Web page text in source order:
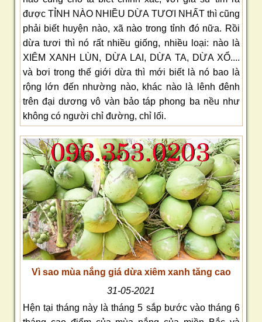
được TỈNH NÀO NHIỀU DỪA TƯƠI NHẤT thì cũng
phải biết huyện nào, xã nào trong tỉnh đó nữa. Rồi
dừa tươi thì nó rất nhiều giống, nhiều loại: nào là
XIÊM XANH LÙN, DỪA LAI, DỪA TA, DỪA XỔ....
và bơi trong thế giới dừa thì mới biết là nó bao là
rộng lớn đến nhường nào, khác nào là lênh đênh
trên đại dương vô vàn bảo táp phong ba nều như
không có người chỉ đường, chỉ lối.
Vì sao mùa nắng giá dừa xiêm xanh tăng cao
31-05-2021
Hện tại tháng này là tháng 5 sắp bước vào tháng 6